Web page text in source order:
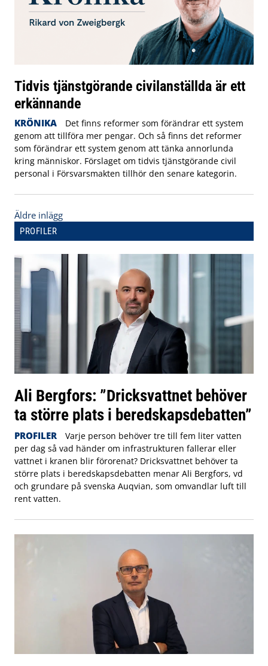
Tidvis tjänstgörande civilanställda är ett
erkännande
KRÖNIKA
Det finns reformer som förändrar ett system
genom att tillföra mer pengar. Och så finns det reformer
som förändrar ett system genom att tänka annorlunda
kring människor. Förslaget om tidvis tjänstgörande civil
personal i Försvarsmakten tillhör den senare kategorin.
Inläggsnavigering
Äldre inlägg
PROFILER
Ali Bergfors: ”Dricksvattnet behöver
ta större plats i beredskapsdebatten”
PROFILER
Varje person behöver tre till fem liter vatten
per dag så vad händer om infrastrukturen fallerar eller
vattnet i kranen blir förorenat? Dricksvattnet behöver ta
större plats i beredskapsdebatten menar Ali Bergfors, vd
och grundare på svenska Auqvian, som omvandlar luft till
rent vatten.